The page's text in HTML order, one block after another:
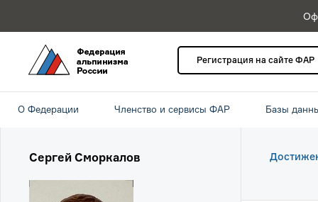
Регистрация на сайте ФАР
О Федерации Членство и сервисы ФАР Базы
Сергей Сморкалов